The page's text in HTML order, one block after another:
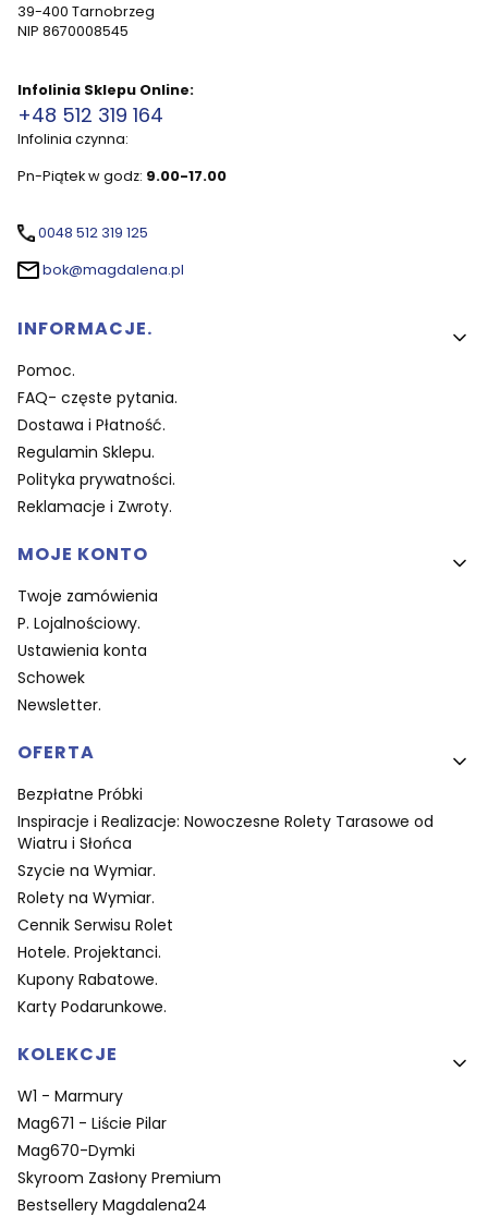
39-400 Tarnobrzeg
NIP 8670008545
Infolinia Sklepu Online:
+48 512 319 164
Infolinia czynna:
Pn-Piątek w godz: 9.00-17.00
0048 512 319 125
bok@magdalena.pl
Linki w stopce
INFORMACJE.
Pomoc.
FAQ- częste pytania.
Dostawa i Płatność.
Regulamin Sklepu.
Polityka prywatności.
Reklamacje i Zwroty.
MOJE KONTO
Twoje zamówienia
P. Lojalnościowy.
Ustawienia konta
Schowek
Newsletter.
OFERTA
Bezpłatne Próbki
Inspiracje i Realizacje: Nowoczesne Rolety Tarasowe od
Wiatru i Słońca
Szycie na Wymiar.
Rolety na Wymiar.
Cennik Serwisu Rolet
Hotele. Projektanci.
Kupony Rabatowe.
Karty Podarunkowe.
KOLEKCJE
W1 - Marmury
Mag671 - Liście Pilar
Mag670-Dymki
Skyroom Zasłony Premium
Bestsellery Magdalena24